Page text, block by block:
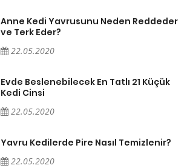
Anne Kedi Yavrusunu Neden Reddeder
ve Terk Eder?
22.05.2020
Evde Beslenebilecek En Tatlı 21 Küçük
Kedi Cinsi
22.05.2020
Yavru Kedilerde Pire Nasıl Temizlenir?
22.05.2020